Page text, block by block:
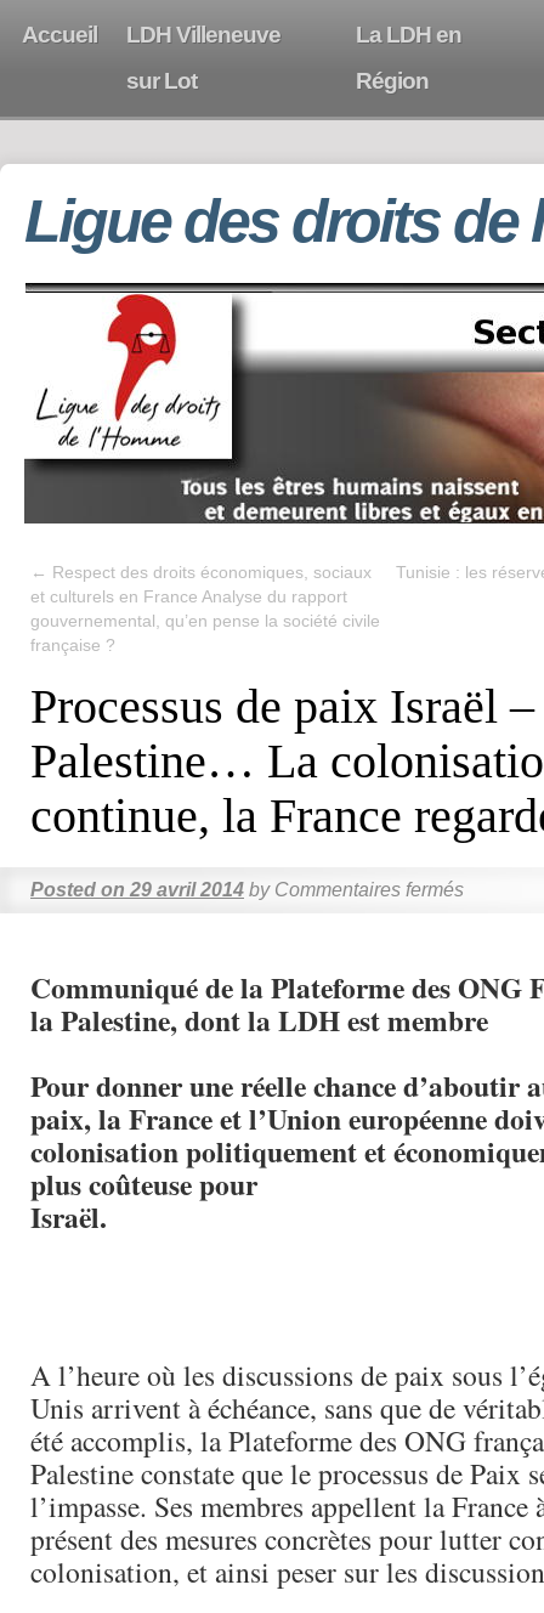
Accueil
LDH Villeneuve
sur Lot
La LDH en
Région
Ligue des droits de
← Respect des droits économiques, sociaux
et culturels en France Analyse du rapport
gouvernemental, qu’en pense la société civile
française ?
Tunisie : les
Processus de paix Israël –
Palestine… La
continue, la France
Posted on 29 avril 2014 by Commentaires fermés
Communiqué de la Plateforme des ONG
la Palestine, dont la LDH est membre
Pour donner une réelle chance d’aboutir
paix, la France et l’Union européenne
colonisation politiquement et
plus coûteuse pour
Israël.
A l’heure où les discussions de paix sous
Unis arrivent à échéance, sans que de
été accomplis, la Plateforme des ONG
Palestine constate que le processus de Paix
l’impasse. Ses membres appellent la France
présent des mesures concrètes pour lutter
colonisation, et ainsi peser sur les